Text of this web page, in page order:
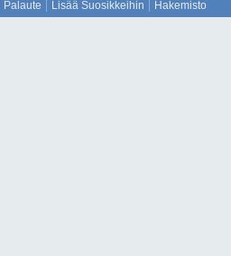
Palaute Lisää Suosikkeihin Hakemisto